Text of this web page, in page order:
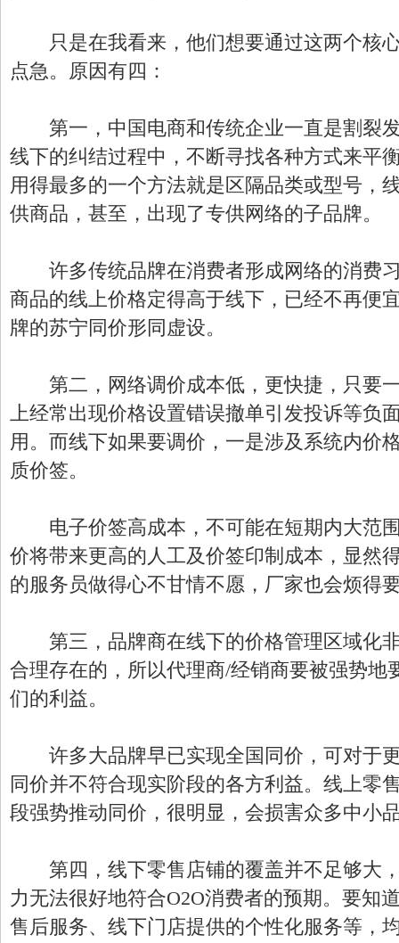
只是在我看来，他们想要通过这两个核心
点急。原因有四：
第一，中国电商和传统企业一直是割裂
线下的纠结过程中，不断寻找各种方式来平
用得最多的一个方法就是区隔品类或型号，
供商品，甚至，出现了专供网络的子品牌。
许多传统品牌在消费者形成网络的消费
商品的线上价格定得高于线下，已经不再便
牌的苏宁同价形同虚设。
第二，网络调价成本低，更快捷，只要
上经常出现价格设置错误撤单引发投诉等负
用。而线下如果要调价，一是涉及系统内价
质价签。
电子价签高成本，不可能在短期内大范
价将带来更高的人工及价签印制成本，显然
的服务员做得心不甘情不愿，厂家也会烦得
第三，品牌商在线下的价格管理区域化
合理存在的，所以代理商/经销商要被强势地
们的利益。
许多大品牌早已实现全国同价，可对于
同价并不符合现实阶段的各方利益。线上零
段强势推动同价，很明显，会损害众多中小
第四，线下零售店铺的覆盖并不足够大
力无法很好地符合O2O消费者的预期。要知
售后服务、线下门店提供的个性化服务等，